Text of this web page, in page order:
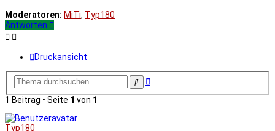
Moderatoren: MiTi, Typ180
Antworten
Druckansicht
SucheErweiterte
1 Beitrag • Seite 1 von 1
Typ180